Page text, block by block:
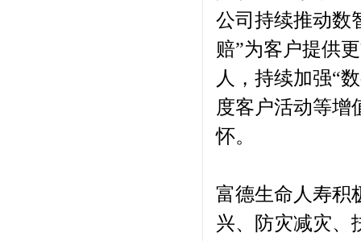
公司持续推动数
赔”为客户提供
人，持续加强“
度客户活动等增
怀。
富德生命人寿积
兴、防灾减灾、